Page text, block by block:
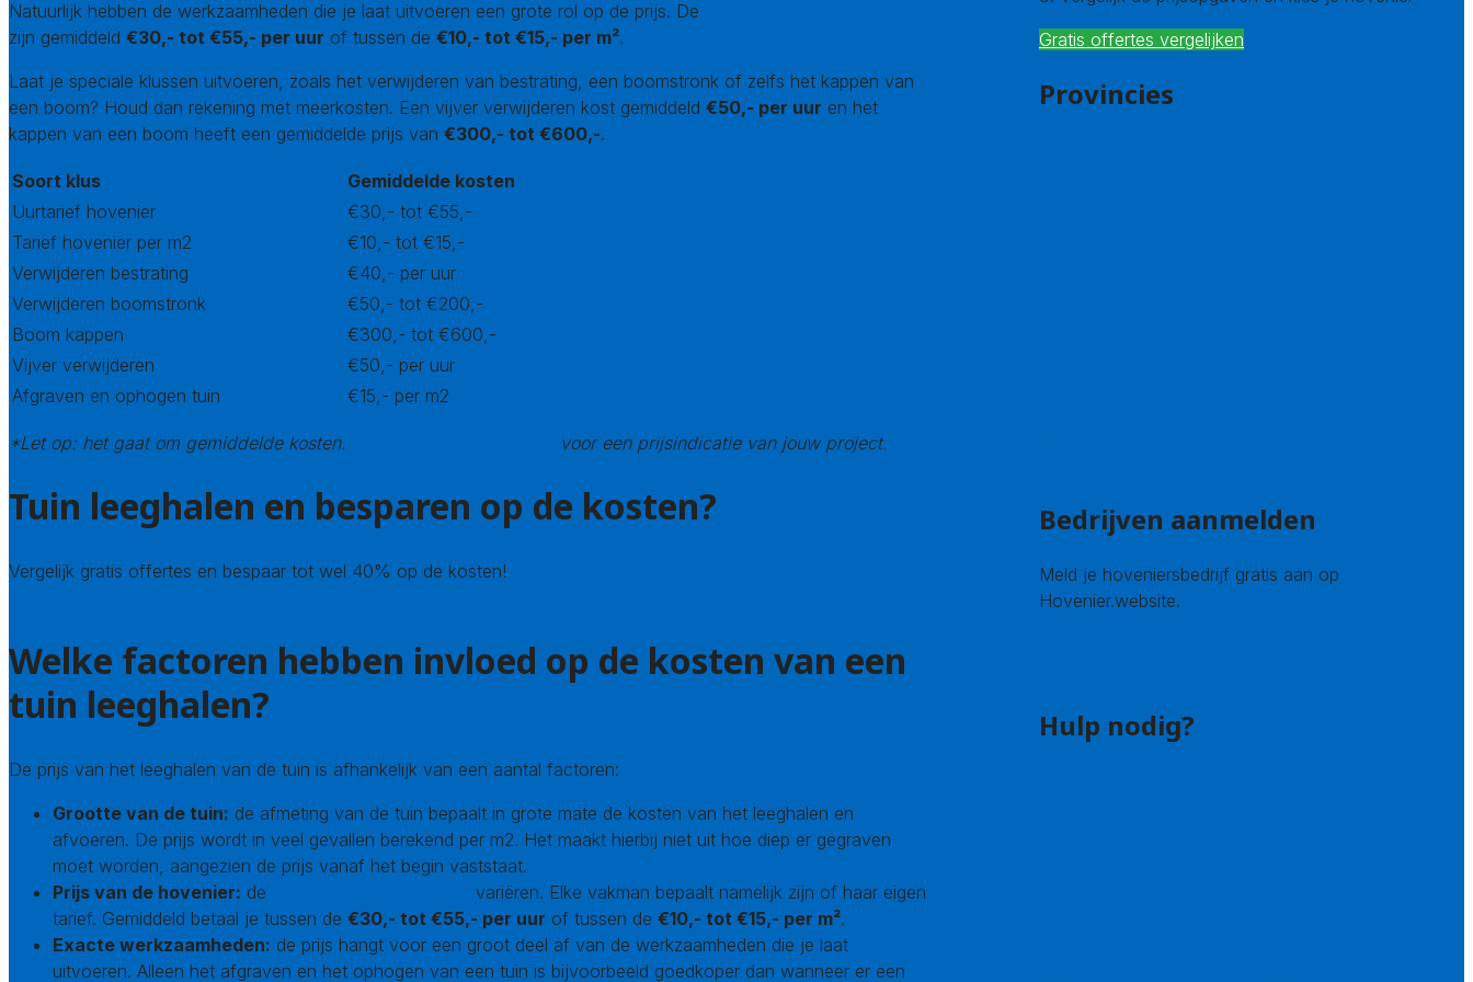
Natuurlijk hebben de werkzaamheden die je laat uitvoeren een grote rol op de prijs. De
zijn gemiddeld €30,- tot €55,- per uur of tussen de €10,- tot €15,- per m².
Laat je speciale klussen uitvoeren, zoals het verwijderen van bestrating, een boomstronk of zelfs het kappen van
een boom? Houd dan rekening met meerkosten. Een vijver verwijderen kost gemiddeld €50,- per uur en het
kappen van een boom heeft een gemiddelde prijs van €300,- tot €600,-.
Soort klus
Gemiddelde kosten
Uurtarief hovenier
€30,- tot €55,-
Tarief hovenier per m2
€10,- tot €15,-
Verwijderen bestrating
€40,- per uur
Verwijderen boomstronk
€50,- tot €200,-
Boom kappen
€300,- tot €600,-
Vijver verwijderen
€50,- per uur
Afgraven en ophogen tuin
€15,- per m2
*Let op: het gaat om gemiddelde kosten. voor een prijsindicatie van jouw project.
Tuin leeghalen en besparen op de kosten?
Vergelijk gratis offertes en bespaar tot wel 40% op de kosten!
Welke factoren hebben invloed op de kosten van een
tuin leeghalen?
De prijs van het leeghalen van de tuin is afhankelijk van een aantal factoren:
Grootte van de tuin: de afmeting van de tuin bepaalt in grote mate de kosten van het leeghalen en
afvoeren. De prijs wordt in veel gevallen berekend per m2. Het maakt hierbij niet uit hoe diep er gegraven
moet worden, aangezien de prijs vanaf het begin vaststaat.
Prijs van de hovenier: de
variëren. Elke vakman bepaalt namelijk zijn of haar eigen
tarief. Gemiddeld betaal je tussen de €30,- tot €55,- per uur of tussen de €10,- tot €15,- per m².
Exacte werkzaamheden: de prijs hangt voor een groot deel af van de werkzaamheden die je laat
uitvoeren. Alleen het afgraven en het ophogen van een tuin is bijvoorbeeld goedkoper dan wanneer er een
Gratis offertes vergelijken
Provincies
Bedrijven aanmelden
Meld je hoveniersbedrijf gratis aan op
Hovenier.website.
Hulp nodig?